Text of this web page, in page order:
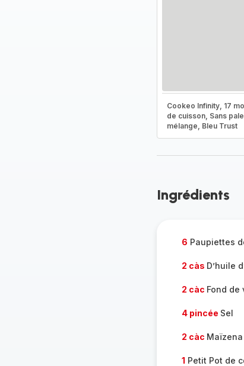
Cookeo Infinity, 17
de cuisson, Sans
mélange, Bleu Trust
Ingrédients
6 Paupiettes
2 càs D’huile
2 càc Fond de
4 pincée Sel
2 càc Maïzena
1 Petit Pot de